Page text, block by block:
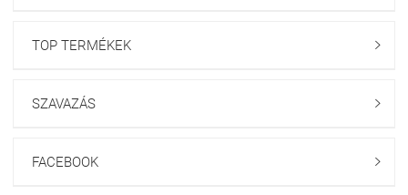
TOP TERMÉKEK 
SZAVAZÁS 
FACEBOOK 